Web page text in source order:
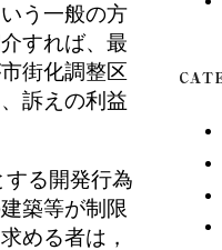
う一般の方
すれば、最
街化調整区
訴えの利益
る開発行為
築等が制限
める者は，